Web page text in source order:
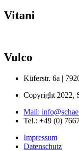
Vitani
Vulco
Küferstr. 6a |
Copyright 2022,
Mail:
Tel.: +49 (0)
Impressum
Datenschutz